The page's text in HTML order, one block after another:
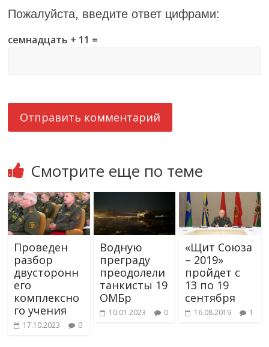
Смотрите еще по теме
Проведен
разбор
двусторонн
его
комплексно
го учения
17.10.2023 0
Водную
преграду
преодолели
танкисты 19
ОМБр
10.01.2023 0
«Щит Союза
– 2019»
пройдет с
13 по 19
сентября
16.08.2019 1
Пожалуйста, введите ответ цифрами:
семнадцать + 11 =